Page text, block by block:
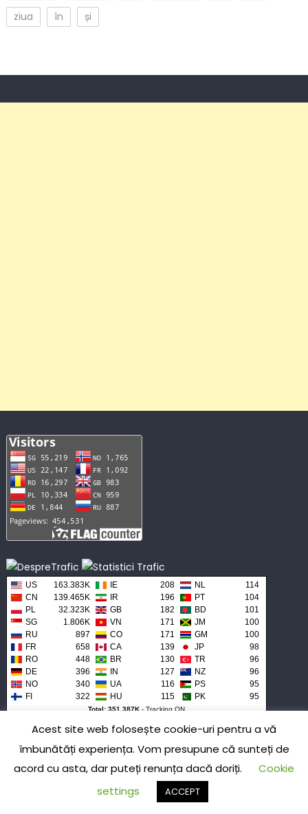
ziua
în și
US 163.383K IE 208 NL
114
CN
139.465K IR 196 PT
104
PL
32.323K GB 182 BD
101
SG
1.806K VN 171 JM
100
RU
897 CO 171 GM
100
FR
658 CA 139 JP
98
RO
448 BR 130 TR
96
DE
396 IN 127 NZ
96
NO
340 UA 116 PS
95
FI
322 HU 115 PK 95
Total: 351.387K- Tracking ON
Acest site web folosește cookie-uri pentru a vă
îmbunătăți experiența. Vom presupune că sunteți de
acord cu asta, dar puteți renunța dacă doriți.
Cookie
settings
ACCEPT